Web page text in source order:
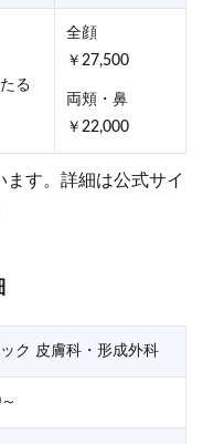
る
全顔
￥27,500
両頬・鼻
￥22,000
す。詳細は公式サイ
ク 皮膚科・形成外科